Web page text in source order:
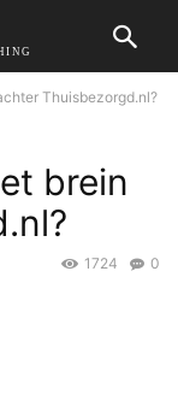
Thuisbezorgd.nl?
brein
0
1724